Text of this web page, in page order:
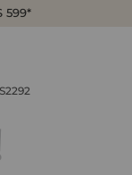
599*